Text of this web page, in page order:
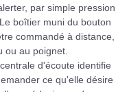
par simple pression
boîtier muni du bouton
commandé à distance,
ou au poignet.
d'écoute identifie
ce qu'elle désire